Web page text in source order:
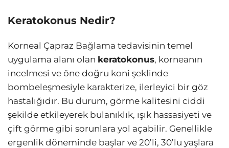
Keratokonus Nedir?
Korneal Çapraz Bağlama tedavisinin temel
uygulama alanı olan keratokonus, korneanın
incelmesi ve öne doğru koni şeklinde
bombeleşmesiyle karakterize, ilerleyici bir göz
hastalığıdır. Bu durum, görme kalitesini ciddi
şekilde etkileyerek bulanıklık, ışık hassasiyeti ve
çift görme gibi sorunlara yol açabilir. Genellikle
ergenlik döneminde başlar ve 20’li, 30’lu yaşlara